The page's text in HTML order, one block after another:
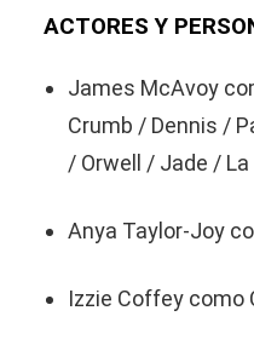
ACTORES Y
James McAvoy
Crumb / Dennis /
/ Orwell / Jade /
Anya Taylor-Joy
Izzie Coffey como